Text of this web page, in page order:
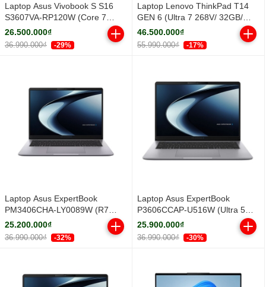
Laptop Asus Vivobook S S16
S3607VA-RP120W (Core 7
240H/ 16GB/ 512GB SSD/ 16
inch WUXGA/ Win11/ Silver/ Vỏ
nhôm)
26.500.000₫
36.990.000₫ -29%
Laptop Lenovo ThinkPad T14
GEN 6 (Ultra 7 268V/ 32GB/
512GB SSD/ 14 inch WUXGA/
NoOS/ Black/ Vỏ nhôm/ 3Y)
46.500.000₫
55.990.000₫ -17%
Laptop Asus ExpertBook
PM3406CHA-LY0089W (R7
8840HS/ 16GB/ 512GB SSD/ 14
inch WUXGA/ Win11/ Grey/ Vỏ
nhôm)
25.200.000₫
36.990.000₫ -32%
Laptop Asus ExpertBook
P3606CCAP-U516W (Ultra 5
225H/ 16GB/ 512GB SSD/ 16
inch WUXGA/ Win11/ Grey)
25.900.000₫
36.990.000₫ -30%